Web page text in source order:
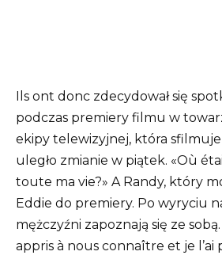
Ils ont donc zdecydował się
podczas premiery filmu w
ekipy telewizyjnej, która
uległo zmianie w piątek. «Où
toute ma vie?» A Randy, który
Eddie do premiery. Po wyryciu
mężczyźni zapoznają się ze
appris à nous connaître et je l’ai